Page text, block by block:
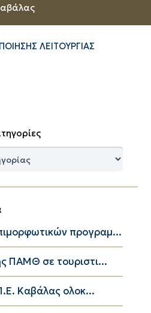
ΛΕΙΤΟΥΡΓΙΑΣ
προγραμ...
ΠΑΜΘ σε τουριστι...
Καβάλας ολοκ...